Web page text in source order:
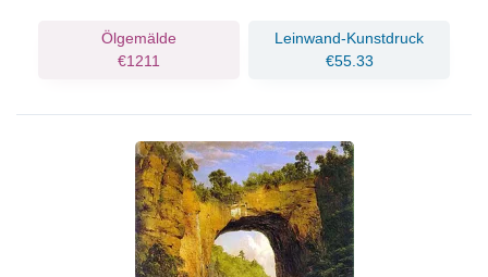
Ölgemälde
€1211
Leinwand-Kunstdruck
€55.33